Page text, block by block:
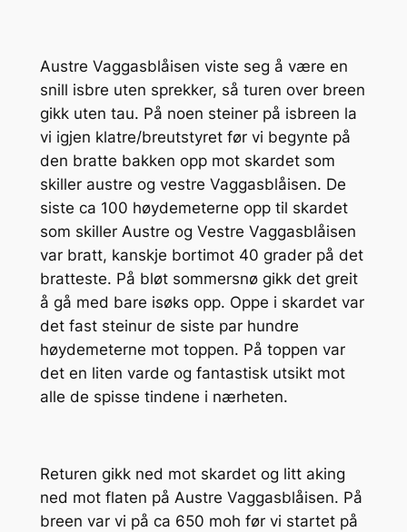
Austre Vaggasblåisen viste seg å være en
snill isbre uten sprekker, så turen over breen
gikk uten tau. På noen steiner på isbreen la
vi igjen klatre/breutstyret før vi begynte på
den bratte bakken opp mot skardet som
skiller austre og vestre Vaggasblåisen. De
siste ca 100 høydemeterne opp til skardet
som skiller Austre og Vestre Vaggasblåisen
var bratt, kanskje bortimot 40 grader på det
bratteste. På bløt sommersnø gikk det greit
å gå med bare isøks opp. Oppe i skardet var
det fast steinur de siste par hundre
høydemeterne mot toppen. På toppen var
det en liten varde og fantastisk utsikt mot
alle de spisse tindene i nærheten.
Returen gikk ned mot skardet og litt aking
ned mot flaten på Austre Vaggasblåisen. På
breen var vi på ca 650 moh før vi startet på